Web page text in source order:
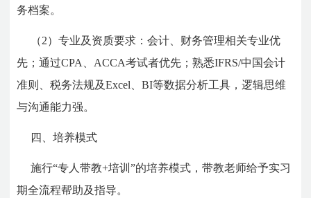
务档案。
（2）专业及资质要求：会计、财务管理相关专业优
先；通过CPA、ACCA考试者优先；熟悉IFRS/中国会计
准则、税务法规及Excel、BI等数据分析工具，逻辑思维
与沟通能力强。
四、培养模式
施行“专人带教+培训”的培养模式，带教老师给予实习
期全流程帮助及指导。